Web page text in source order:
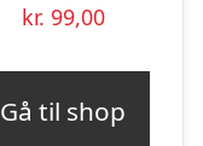
kr. 99,00
Gå til shop